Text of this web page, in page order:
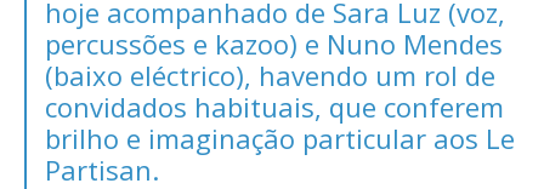
hoje acompanhado de Sara Luz (voz,
percussões e kazoo) e Nuno Mendes
(baixo eléctrico), havendo um rol de
convidados habituais, que conferem
brilho e imaginação particular aos Le
Partisan.